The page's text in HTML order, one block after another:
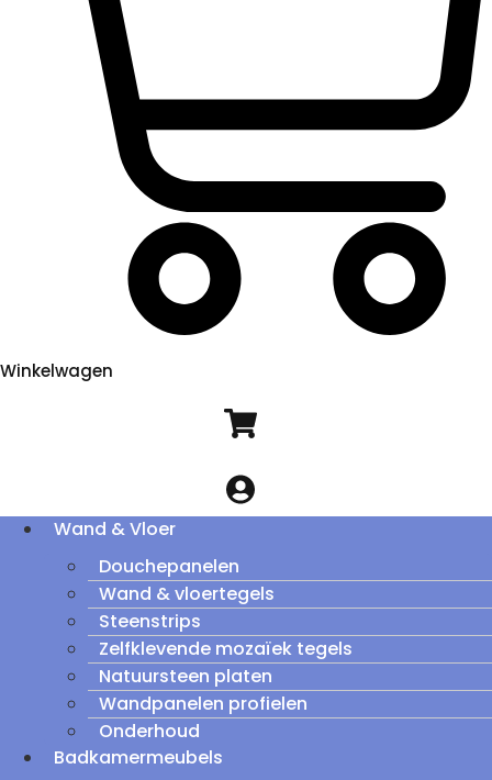
Winkelwagen
Wand & Vloer
Douchepanelen
Wand & vloertegels
Steenstrips
Zelfklevende mozaïek tegels
Natuursteen platen
Wandpanelen profielen
Onderhoud
Badkamermeubels